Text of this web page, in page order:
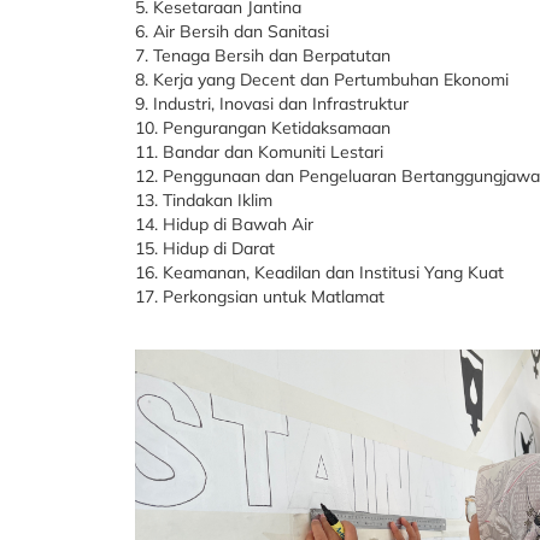
5. Kesetaraan Jantina
6. Air Bersih dan Sanitasi
7. Tenaga Bersih dan Berpatutan
8. Kerja yang Decent dan Pertumbuhan Ekonomi
9. Industri, Inovasi dan Infrastruktur
10. Pengurangan Ketidaksamaan
11. Bandar dan Komuniti Lestari
12. Penggunaan dan Pengeluaran
13. Tindakan Iklim
14. Hidup di Bawah Air
15. Hidup di Darat
16. Keamanan, Keadilan dan Institusi Yang Kuat
17. Perkongsian untuk Matlamat